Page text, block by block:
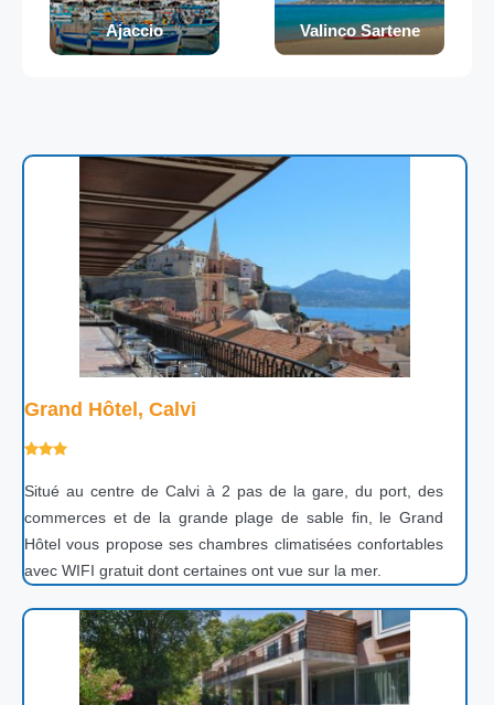
Ajaccio Valinco Sartene
Grand Hôtel, Calvi
Situé au centre de Calvi à 2 pas de la gare, du port, des
commerces et de la grande plage de sable fin, le Grand
Hôtel vous propose ses chambres climatisées confortables
avec WIFI gratuit dont certaines ont vue sur la mer.